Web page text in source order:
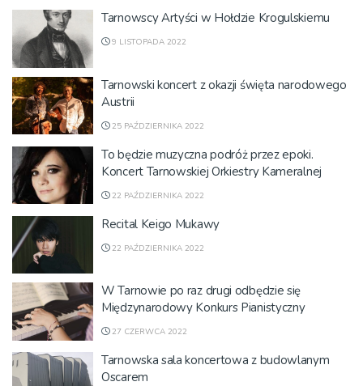
Tarnowscy Artyści w Hołdzie Krogulskiemu
9 LISTOPADA 2022
Tarnowski koncert z okazji święta narodowego
Austrii
25 PAŹDZIERNIKA 2022
To będzie muzyczna podróż przez epoki.
Koncert Tarnowskiej Orkiestry Kameralnej
22 PAŹDZIERNIKA 2022
Recital Keigo Mukawy
22 PAŹDZIERNIKA 2022
W Tarnowie po raz drugi odbędzie się
Międzynarodowy Konkurs Pianistyczny
27 CZERWCA 2022
Tarnowska sala koncertowa z budowlanym
Oscarem